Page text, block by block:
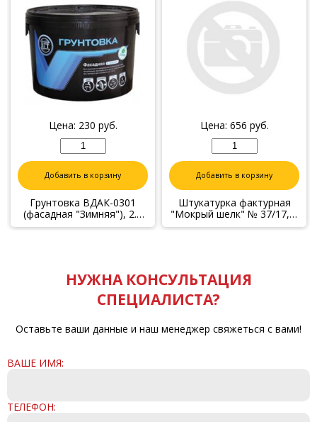
Цена: 230 руб.
Добавить в корзину
Грунтовка ВДАК-0301
(фасадная "Зимняя"), 2.5
кг
Цена: 656 руб.
Добавить в корзину
Штукатурка фактурная
"Мокрый шелк" № 37/17, 1
кг
НУЖНА КОНСУЛЬТАЦИЯ
СПЕЦИАЛИСТА?
Оставьте ваши данные и наш менеджер свяжеться с вами!
ВАШЕ ИМЯ:
ТЕЛЕФОН: